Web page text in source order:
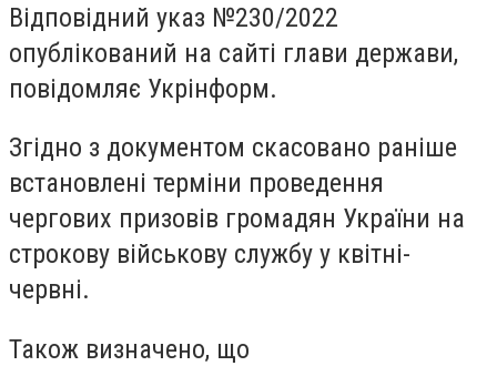
Відповідний указ №230/2022
опублікований на сайті глави держави,
повідомляє Укрінформ.
Згідно з документом скасовано раніше
встановлені терміни проведення
чергових призовів громадян України на
строкову військову службу у квітні-
червні.
Також визначено, що